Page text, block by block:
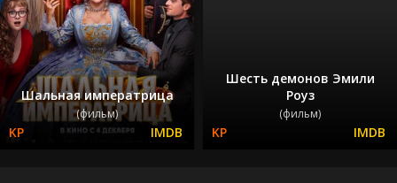
Шальная императрица
(фильм)
Шесть демонов Эмили
Роуз
(фильм)